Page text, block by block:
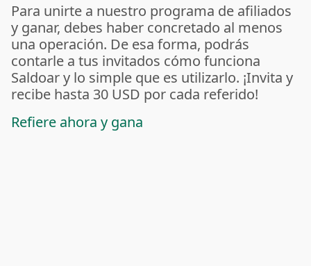
Para unirte a nuestro programa de afiliados
y ganar, debes haber concretado al menos
una operación. De esa forma, podrás
contarle a tus invitados cómo funciona
Saldoar y lo simple que es utilizarlo. ¡Invita y
recibe hasta 30 USD por cada referido!
Refiere ahora y gana